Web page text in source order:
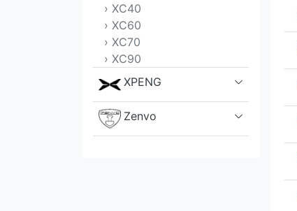
› XC40
› XC60
› XC70
› XC90
XPENG
Zenvo